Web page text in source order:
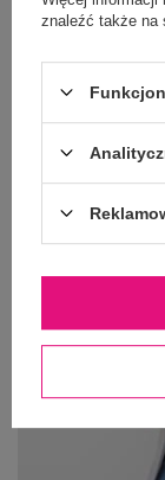
WYSYŁKA I DOSTAWA
znaleźć także na